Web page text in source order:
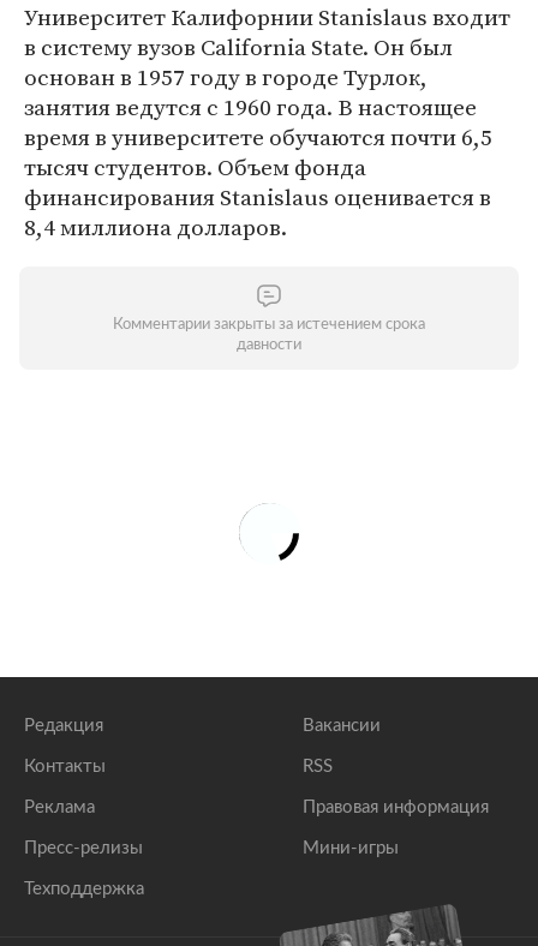
Университет Калифорнии Stanislaus входит
в систему вузов California State. Он был
основан в 1957 году в городе Турлок,
занятия ведутся с 1960 года. В настоящее
время в университете обучаются почти 6,5
тысяч студентов. Объем фонда
финансирования Stanislaus оценивается в
8,4 миллиона долларов.
Комментарии закрыты за истечением срока
давности
Редакция
Контакты
Реклама
Пресс-релизы
Техподдержка
Вакансии
RSS
Правовая информация
Мини-игры